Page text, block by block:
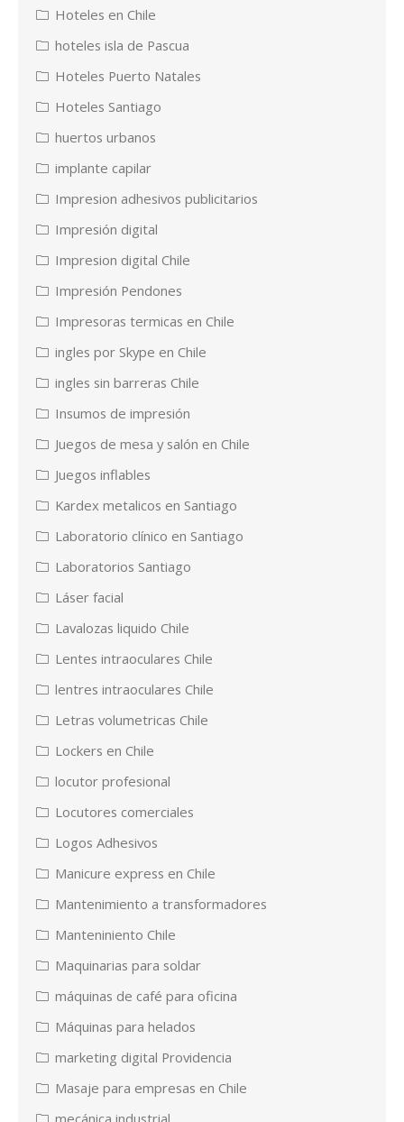
Hoteles en Chile
hoteles isla de Pascua
Hoteles Puerto Natales
Hoteles Santiago
huertos urbanos
implante capilar
Impresion adhesivos publicitarios
Impresión digital
Impresion digital Chile
Impresión Pendones
Impresoras termicas en Chile
ingles por Skype en Chile
ingles sin barreras Chile
Insumos de impresión
Juegos de mesa y salón en Chile
Juegos inflables
Kardex metalicos en Santiago
Laboratorio clínico en Santiago
Laboratorios Santiago
Láser facial
Lavalozas liquido Chile
Lentes intraoculares Chile
lentres intraoculares Chile
Letras volumetricas Chile
Lockers en Chile
locutor profesional
Locutores comerciales
Logos Adhesivos
Manicure express en Chile
Mantenimiento a transformadores
Manteniniento Chile
Maquinarias para soldar
máquinas de café para oficina
Máquinas para helados
marketing digital Providencia
Masaje para empresas en Chile